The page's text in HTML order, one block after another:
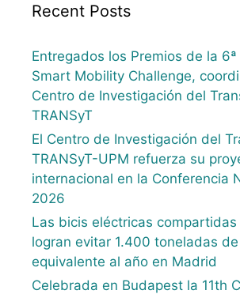
Recent Posts
Entregados los Premios de la
Smart Mobility Challenge,
Centro de Investigación del
TRANSyT
El Centro de Investigación del
TRANSyT-UPM refuerza su
internacional en la Conferencia
2026
Las bicis eléctricas compartidas
logran evitar 1.400 toneladas de
equivalente al año en Madrid
Celebrada en Budapest la 11th